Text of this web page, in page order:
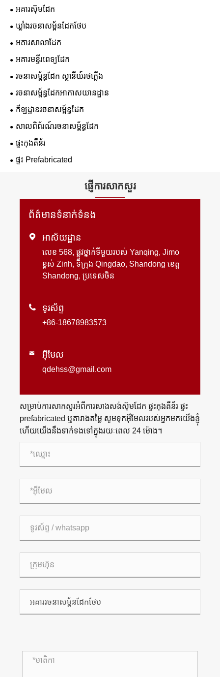
អគារស៊ុមដែក
ឃ្លាំងរចនាសម្ព័នដែកថែប
អគារសាលាដែក
អគារមន្ទីរពេទ្យដែក
រចនាសម្ព័ន្ធដែក ស្ថានីយ៍រថភ្លើង
រចនាសម្ព័ន្ធដែកអាកាសយានដ្ឋាន
កីឡដ្ឋានរចនាសម្ព័ន្ធដែក
សាលពិព័រណ៍រចនាសម្ព័ន្ធដែក
ផ្ទះកុងតឺន័រ
ផ្ទះ Prefabricated
ផ្ញើការសាកសួរ
ព័ត៌មានទំនាក់ទំនង
 អាស័យដ្ឋាន
លេខ 568, ផ្លូវថ្នាក់ទីមួយរបស់ Yanqing, Jimo
ខ្ពស់ Zinh, ទីក្រុង Qingdao, Shandong ខេត្ត
Shandong, ប្រទេសចិន
 ទូរស័ព្ទ
+86-18678983573
 អ៊ីមែល
qdehss@gmail.com
សម្រាប់ការសាកសួរអំពីការសាងសង់ស៊ុមដែក ផ្ទះកុងតឺន័រ ផ្ទះ
prefabricated ឬតារាងតម្លៃ សូមទុកអ៊ីមែលរបស់អ្នកមកយើងខ្ញុំ
ហើយយើងនឹងទាក់ទងទៅក្នុងរយៈពេល 24 ម៉ោង។